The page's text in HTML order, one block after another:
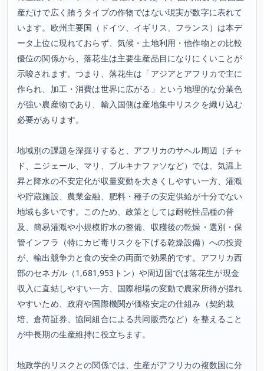
産だけで広く賄うタイプの作物ではない現実が数字に表れて
います。欧州主要国（ドイツ、イギリス、フランス）は本デ
ータ上位に現れておらず、気候・土地利用・他作物との比較
優位の関係から、落花生は主要生産品目になりにくいことが
示唆されます。つまり、落花生は「アジアとアフリカで主に
作られ、加工・消費は世界に広がる」という地理的な分業色
が強い農産物であり、輸入国側は産地集中リスクを織り込む
必要があります。
地域別の課題を深掘りすると、アフリカのサヘル周辺（チャ
ド、ニジェール、マリ、ブルキナファソなど）では、気温上
昇と降水の不安定化が収量変動を大きくしやすい一方、灌漑
や貯蔵施設、農業金融、肥料・種子の安定供給が十分でない
地域も多いです。このため、政策としては耐乾性品種の普
及、簡易灌漑や小規模貯水の整備、収穫後の乾燥・選別・保
管インフラ（特にカビ毒リスクを下げる乾燥設備）への投資
が、輸出競争力と食の安全の両面で効果的です。アフリカ西
部のセネガル（1,681,953トン）や周辺国では落花生が現金
収入に直結しやすい一方、国際相場の変動で農家所得が揺れ
やすいため、政府や国際機関が価格安定の仕組み（契約栽
培、倉荷証券、協同組合による共同販売など）を整えること
が中長期の生産維持に役立ちます。
地政学的リスクとの関係では、生産がアフリカの複数国に分